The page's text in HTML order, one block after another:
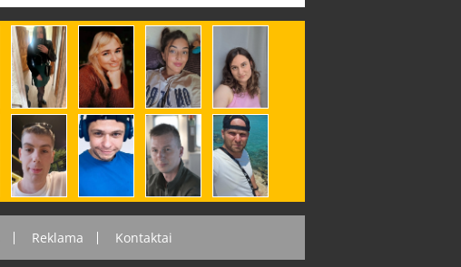
Reklama Kontaktai